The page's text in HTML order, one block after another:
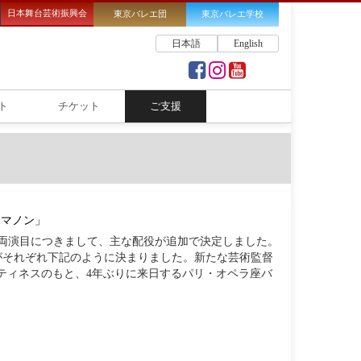
日本舞台芸術振興会 東京バレエ団 東京バレエ学校
日本語 English
チケット ご支援
ノン」
目につきまして、主な配役が追加で決定しました。
れぞれ下記のように決まりました。新たな芸術監督
ネスのもと、4年ぶりに来日するパリ・オペラ座バ